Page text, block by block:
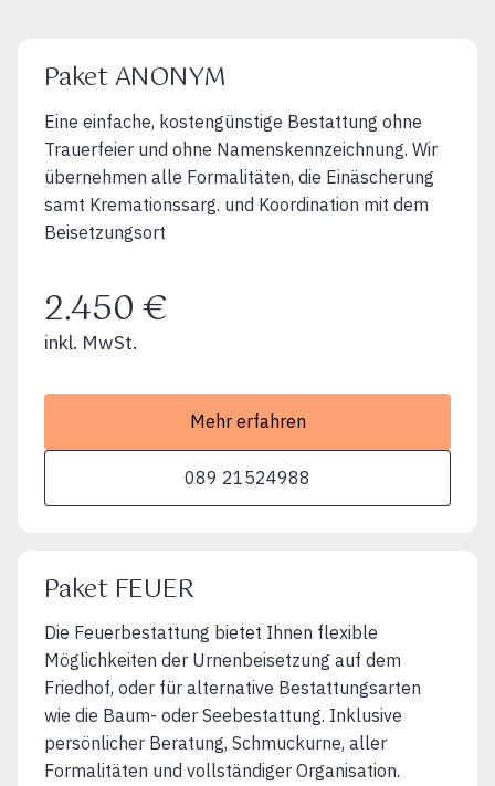
Paket ANONYM
Eine einfache, kostengünstige Bestattung ohne
Trauerfeier und ohne Namenskennzeichnung. Wir
übernehmen alle Formalitäten, die Einäscherung
samt Kremationssarg. und Koordination mit dem
Beisetzungsort
2.450 €
inkl. MwSt.
Mehr erfahren
089 21524988
Paket FEUER
Die Feuerbestattung bietet Ihnen flexible
Möglichkeiten der Urnenbeisetzung auf dem
Friedhof, oder für alternative Bestattungsarten
wie die Baum- oder Seebestattung. Inklusive
persönlicher Beratung, Schmuckurne, aller
Formalitäten und vollständiger Organisation.